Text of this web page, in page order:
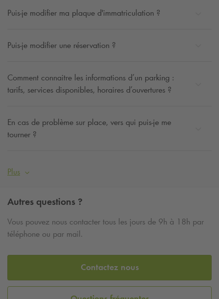
Puis-je modifier ma plaque d'immatriculation ?
Puis-je modifier une réservation ?
Comment connaitre les informations d’un parking :
tarifs, services disponibles, horaires d’ouvertures ?
En cas de problème sur place, vers qui puis-je me
tourner ?
Plus
Autres questions ?
Vous pouvez nous contacter tous les jours de 9h à 18h par
téléphone ou par mail.
Contactez nous